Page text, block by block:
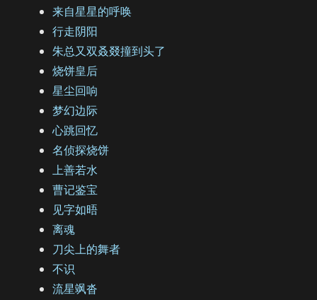
来自星星的呼唤
行走阴阳
朱总又双叒叕撞到头了
烧饼皇后
星尘回响
梦幻边际
心跳回忆
名侦探烧饼
上善若水
曹记鉴宝
见字如晤
离魂
刀尖上的舞者
不识
流星飒沓